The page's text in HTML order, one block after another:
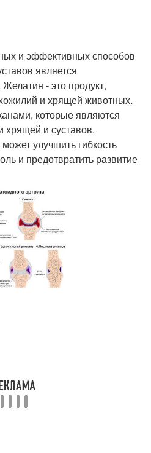
и эффективных способов
является
- это продукт,
и хрящей животных.
которые являются
и суставов.
улучшить гибкость
и предотвратить развитие